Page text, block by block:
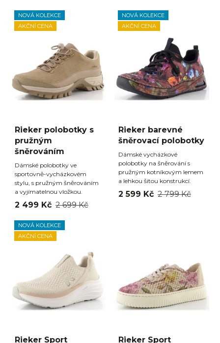
NOVÁ KOLEKCE
AKČNÍ CENA
Rieker polobotky s
pružným
šněrováním
Dámské polobotky ve
sportovně-vycházkovém
stylu, s pružným šněrováním
a vyjímatelnou vložkou.
2 499 Kč 2 699 Kč
NOVÁ KOLEKCE
AKČNÍ CENA
Rieker barevné
šněrovací polobotky
Dámské vycházkové
polobotky na šněrování s
pružným kotníkovým lemem
a lehkou šitou konstrukcí.
2 599 Kč 2 799 Kč
NOVÁ KOLEKCE
AKČNÍ CENA
Rieker Sport
Rieker Sport